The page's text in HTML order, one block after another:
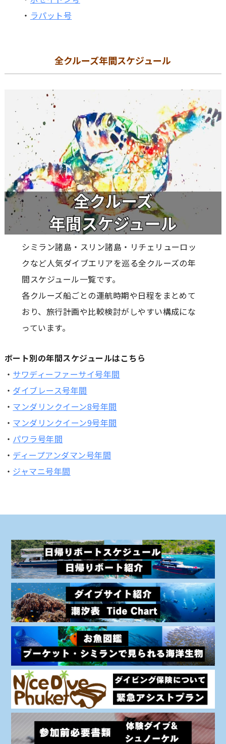
・ ラパット号
全クルーズ年間スケジュール
シミラン諸島・スリン諸島・リチェリューロッ
クなど人気ダイブエリアを巡る全クルーズの年
間スケジュール一覧です。
各クルーズ船ごとの運航時期や日程をまとめて
おり、旅行計画や比較検討がしやすい構成にな
っています。
ボート別の年間スケジュールはこちら
・ サワディーファーサイ号年間
・ ダイブレース号年間
・ マンダリンクイーン8号年間
・ マンダリンクイーン9号年間
・ パワラ号年間
・ ディープアンダマン号年間
・ ジャマニ号年間